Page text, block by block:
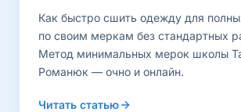
Как быстро сшить одежду для
по своим меркам без стандартных
Метод минимальных мерок школы
Романюк — очно и онлайн.
Читать статью